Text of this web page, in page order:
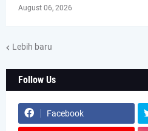
August 06, 2026
Lebih baru
Follow Us
Facebook